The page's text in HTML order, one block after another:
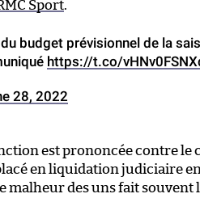
Sport.
budget prévisionnel de la
https://t.co/
28, 2022
est prononcée contre le
en liquidation judiciaire
malheur des uns fait souvent